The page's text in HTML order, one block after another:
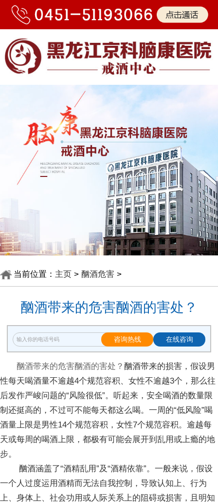
当前位置： 主页> 酗酒危害 >
酗酒带来的危害酗酒的害处？
咨询热线 在线咨询
酗酒带来的危害酗酒的害处？ 酗酒带来的损害，假设男
性每天喝酒量不逾越4个规范容积、女性不逾越3个，那么往
后发作严峻问题的“风险很低”。听起来，安全喝酒的数量限
制还挺高的，不过可不能每天都这么喝。一周的“低风险”喝
酒量上限是男性14个规范容积，女性7个规范容积。逾越每
天或每周的喝酒上限，都极有可能会展开到乱用或上瘾的地
步。
酗酒涵盖了“酒精乱用”及“酒精依靠”。一般来说，假设
一个人过度运用酒精而无法自我控制，导致认知上、行为
上、身体上、社会功用或人际关系上的阻碍或损害，且明知